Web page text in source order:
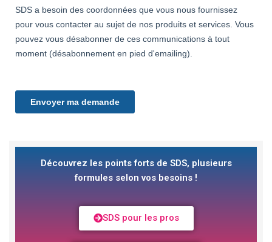
Découvrez les points forts de SDS, plusieurs
formules selon vos besoins !
SDS pour les pros